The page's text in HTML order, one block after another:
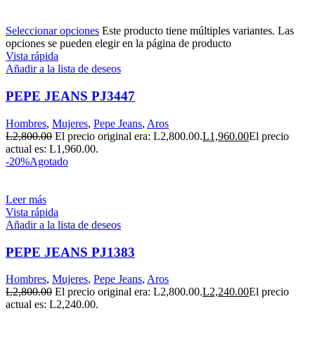
Seleccionar opciones Este producto tiene múltiples variantes. Las
opciones se pueden elegir en la página de producto
Vista rápida
Añadir a la lista de deseos
PEPE JEANS PJ3447
Hombres, Mujeres, Pepe Jeans, Aros
L2,800.00 El precio original era: L2,800.00.L1,960.00El precio
actual es: L1,960.00.
-20%Agotado
Leer más
Vista rápida
Añadir a la lista de deseos
PEPE JEANS PJ1383
Hombres, Mujeres, Pepe Jeans, Aros
L2,800.00 El precio original era: L2,800.00.L2,240.00El precio
actual es: L2,240.00.